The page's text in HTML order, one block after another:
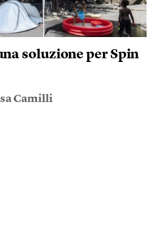
soluzione per Spin
Camilli